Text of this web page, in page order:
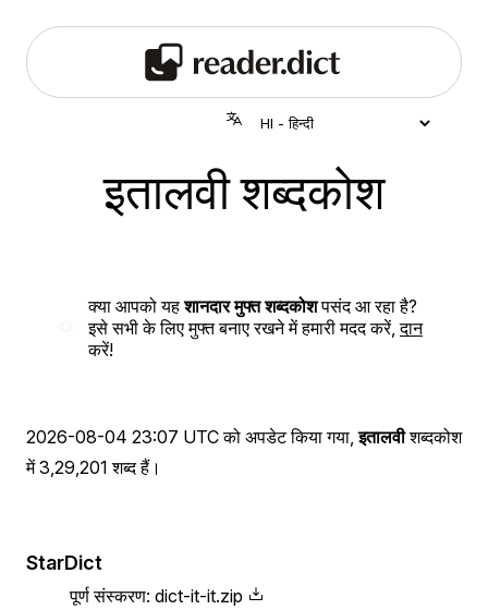
इतालवी शब्दकोश
क्या आपको यहशानदार मुफ्त शब्दकोशपसंद आ रहा है?
इसे सभी के लिए मुफ्त बनाए रखने में हमारी मदद करें,दान
करें!
2026-08-04 23:07 UTCको अपडेट किया गया,इतालवीशब्दकोश
में 3,29,201 शब्द हैं।
StarDict
पूर्ण संस्करण: dict-it-it.zip